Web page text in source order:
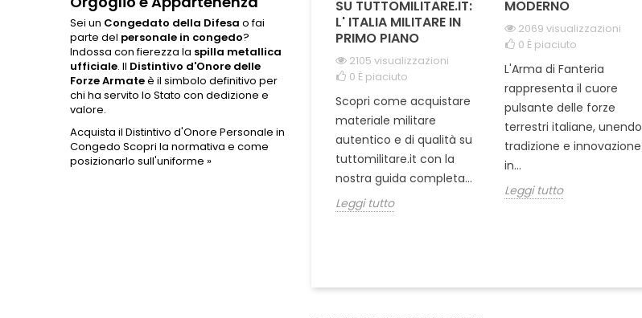
Sei un Congedato della Difesa o fai
parte del personale in congedo?
Indossa con fierezza la spilla metallica
ufficiale. Il Distintivo d'Onore delle
Forze Armateè il simbolo definitivo per
chi ha servito lo Stato con dedizione e
valore.
Acquista il Distintivo d'Onore Personale in
Congedo Scopri la normativa e come
posizionarlo sull'uniforme »
CARICATORI E
TATTICI ?
978 visualizzazioni
perché la Cordura
è la scelta ideale
tattici militari.
tecnico...
DI MATRICOLA E
GRUPPO SANGUIGNO
?
2633 visualizzazioni
0 È piaciuto
Scopri come
militare con numero di
matricola, gruppo
SU TUTTOMILITARE.IT:
L' ITALIA MILITARE IN
PRIMO PIANO
2105 visualizzazioni
0 È piaciuto
Scopri come acquistare
materiale militare
autentico e di qualità su
tuttomilitare.it con la
nostra guida completa...
Leggi tutto
MODERNO
2069 visualizzazioni
0 È piaciuto
L'Arma di Fanteria
rappresenta il cuore
pulsante delle forze
terrestri italiane, unendo
tradizione e innovazione
in...
Leggi tutto